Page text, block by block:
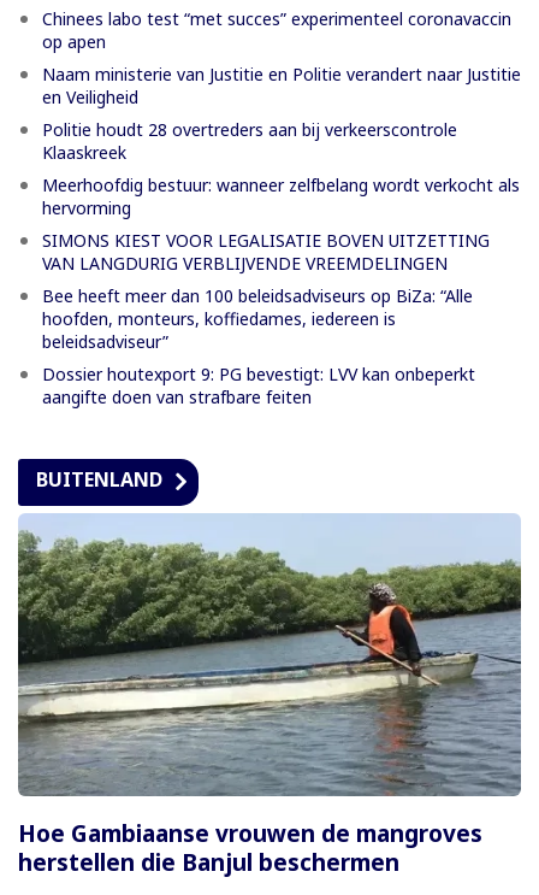
Chinees labo test “met succes” experimenteel coronavaccin
op apen
Naam ministerie van Justitie en Politie verandert naar Justitie
en Veiligheid
Politie houdt 28 overtreders aan bij verkeerscontrole
Klaaskreek
Meerhoofdig bestuur: wanneer zelfbelang wordt verkocht als
hervorming
SIMONS KIEST VOOR LEGALISATIE BOVEN UITZETTING
VAN LANGDURIG VERBLIJVENDE VREEMDELINGEN
Bee heeft meer dan 100 beleidsadviseurs op BiZa: “Alle
hoofden, monteurs, koffiedames, iedereen is
beleidsadviseur”
Dossier houtexport 9: PG bevestigt: LVV kan onbeperkt
aangifte doen van strafbare feiten
BUITENLAND
Hoe Gambiaanse vrouwen de mangroves
herstellen die Banjul beschermen